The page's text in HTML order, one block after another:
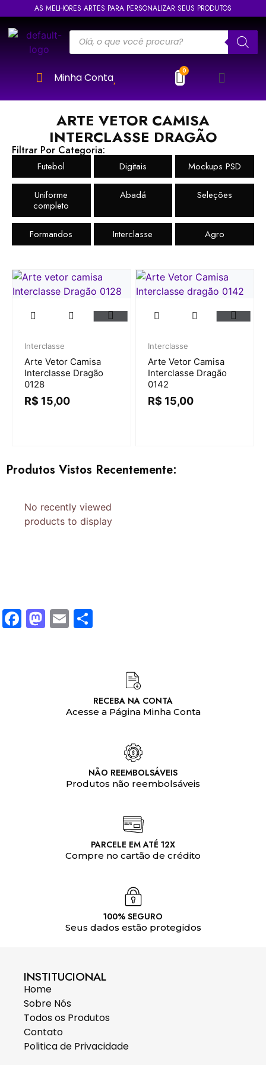
AS MELHORES ARTES PARA PERSONALIZAR SEUS PRODUTOS
Minha Conta
ARTE VETOR CAMISA
INTERCLASSE DRAGÃO
Filtrar Por Categoria:
Futebol Digitais Mockups PSD
Uniforme
completo
Abadá Seleções
Formandos Interclasse Agro
Interclasse
Arte Vetor Camisa
Interclasse Dragão
0128
R$ 15,00
Interclasse
Arte Vetor Camisa
Interclasse Dragão
0142
R$ 15,00
Produtos Vistos Recentemente:
No recently viewed
products to display
Facebook
Mastodon
Email
RECEBA NA CONTA
Acesse a Página Minha Conta
NÃO REEMBOLSÁVEIS
Produtos não reembolsáveis
PARCELE EM ATÉ 12X
Compre no cartão de crédito
100% SEGURO
Seus dados estão protegidos
INSTITUCIONAL
Home
Sobre Nós
Todos os Produtos
Contato
Politica de Privacidade